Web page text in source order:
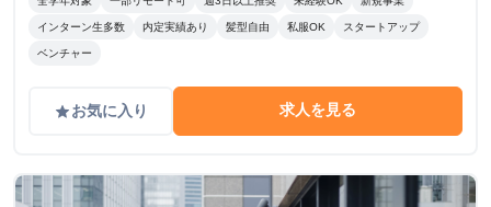
インターン生多数 内定実績あり 髪型自由 私服OK スタートアップ
ベンチャー
gradeお気に入り 求人を見る